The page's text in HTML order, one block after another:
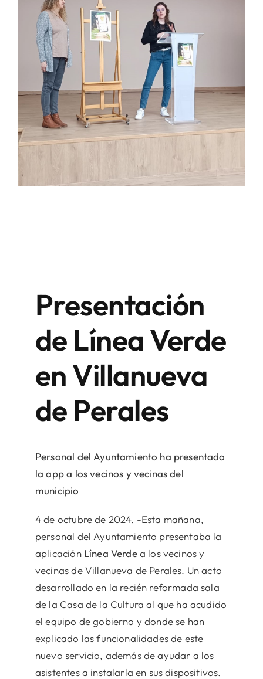
Presentación
de Línea Verde
en Villanueva
de Perales
Personal del Ayuntamiento ha presentado
la app a los vecinos y vecinas del
municipio
4 de octubre de 2024. -Esta mañana,
personal del Ayuntamiento presentaba la
aplicación Línea Verdea los vecinos y
vecinas de Villanueva de Perales. Un acto
desarrollado en la recién reformada sala
de la Casa de la Cultura al que ha acudido
el equipo de gobierno y donde se han
explicado las funcionalidades de este
nuevo servicio, además de ayudar a los
asistentes a instalarla en sus dispositivos.